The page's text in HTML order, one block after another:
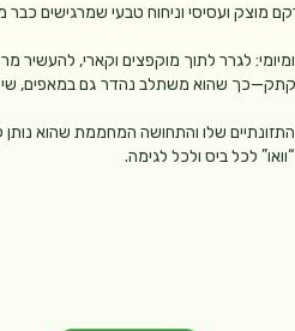
מוצק ועסיסי וניחוח טבעי שמרגישים כבר
לגרר לתוך מוקפצים וקארי, להעשיר
שהוא משתלב נהדר גם במאפים,
שלו והתחושה המחממת שהוא נותן
לכל ביס ולכל לגימה.